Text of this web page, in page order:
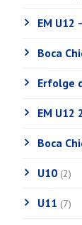
EM U12
Boca
Erfolge
EM U12
Boca
U10 (2)
U11 (7)